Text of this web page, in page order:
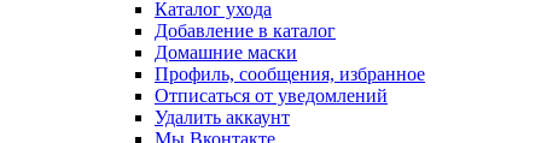
Каталог ухода
Добавление в каталог
Домашние маски
Профиль, сообщения, избранное
Отписаться от уведомлений
Удалить аккаунт
Мы Вконтакте